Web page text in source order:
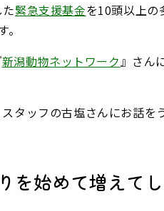
緊急支援基金を10頭以上の
新潟動物ネットワーク 』さん
タッフの古塩さんにお話を
を始めて増えて